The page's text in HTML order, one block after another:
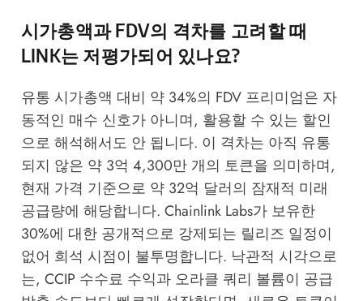
시가총액과 FDV의 격차를 고려할 때
LINK는 저평가되어 있나요?
유통 시가총액 대비 약 34%의 FDV 프리미엄은 자
동적인 매수 신호가 아니며, 활용할 수 있는 할인
으로 해석해서도 안 됩니다. 이 격차는 아직 유통
되지 않은 약 3억 4,300만 개의 토큰을 의미하며,
현재 가격 기준으로 약 32억 달러의 잠재적 미래
공급량에 해당합니다. Chainlink Labs가 보유한
30%에 대한 공개적으로 강제되는 릴리즈 일정이
없어 희석 시점이 불투명합니다. 낙관적 시각으로
는, CCIP 수수료 수익과 오라클 쿼리 볼륨이 공급